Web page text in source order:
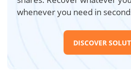
whenever you need in
DISCOVER